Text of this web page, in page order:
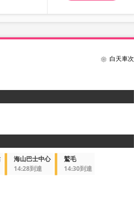
白天車次
海山巴士中心
14:28到達
鷲毛
14:30到達